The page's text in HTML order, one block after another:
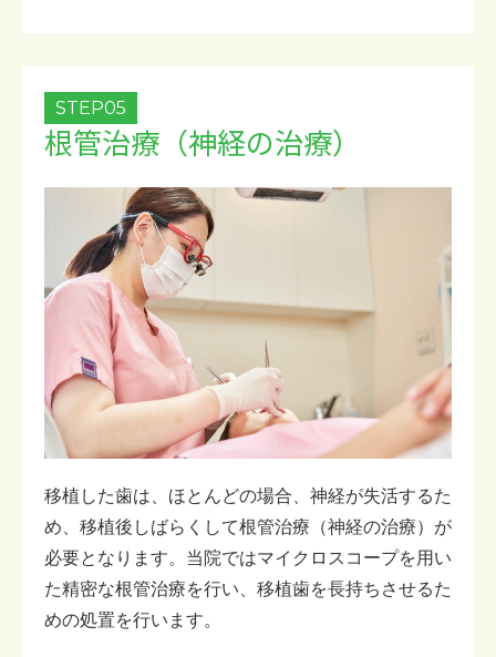
STEP05
根管治療（神経の治療）
移植した歯は、ほとんどの場合、神経が失活するた
め、移植後しばらくして根管治療（神経の治療）が
必要となります。当院ではマイクロスコープを用い
た精密な根管治療を行い、移植歯を長持ちさせるた
めの処置を行います。